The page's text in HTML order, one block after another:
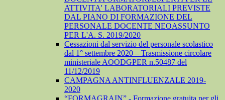
ATTIVITA' LABORATORIALI PREVISTE
DAL PIANO DI FORMAZIONE DEL
PERSONALE DOCENTE NEOASSUNTO
PER L'A. S. 2019/2020
Cessazioni dal servizio del personale scolastico
dal 1° settembre 2020 – Trasmissione circolare
ministeriale AOODGPER n.50487 del
11/12/2019
CAMPAGNA ANTINFLUENZALE 2019-
2020